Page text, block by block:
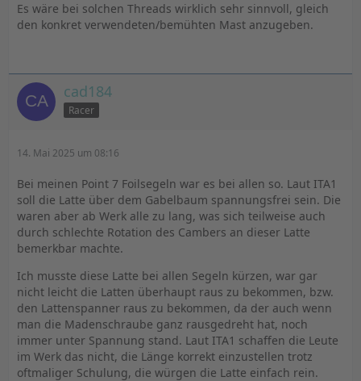
Es wäre bei solchen Threads wirklich sehr sinnvoll, gleich
den konkret verwendeten/bemühten Mast anzugeben.
cad184
Racer
14. Mai 2025 um 08:16
Bei meinen Point 7 Foilsegeln war es bei allen so. Laut ITA1
soll die Latte über dem Gabelbaum spannungsfrei sein. Die
waren aber ab Werk alle zu lang, was sich teilweise auch
durch schlechte Rotation des Cambers an dieser Latte
bemerkbar machte.
Ich musste diese Latte bei allen Segeln kürzen, war gar
nicht leicht die Latten überhaupt raus zu bekommen, bzw.
den Lattenspanner raus zu bekommen, da der auch wenn
man die Madenschraube ganz rausgedreht hat, noch
immer unter Spannung stand. Laut ITA1 schaffen die Leute
im Werk das nicht, die Länge korrekt einzustellen trotz
oftmaliger Schulung, die würgen die Latte einfach rein.